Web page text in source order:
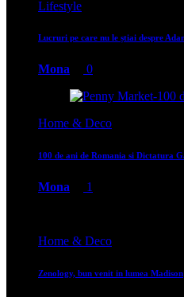
Lifestyle
Lucruri pe care nu le știai despre
Mona 0
Home & Deco
100 de ani de Romania si Dictatura
Mona 1
Home & Deco
Zenology, bun venit in lumea Madison